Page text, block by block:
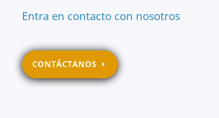
Entra en contacto con nosotros
CONTÁCTANOS